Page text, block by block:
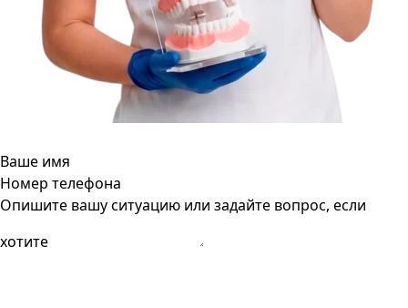
Ваше имя
Номер телефона
Опишите вашу ситуацию или задайте вопрос, если
хотите